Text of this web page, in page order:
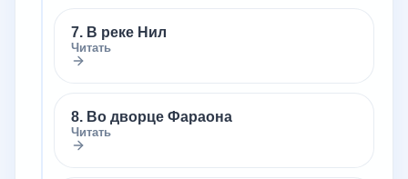
7. В реке Нил
Читать
8. Во дворце Фараона
Читать